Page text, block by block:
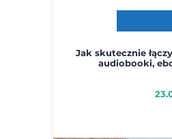
Jak skutecznie
audiobooki,